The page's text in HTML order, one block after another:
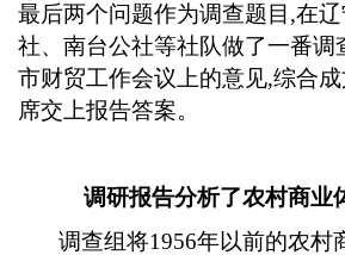
最后两个问题作为调查题目 ,在
社、南台公社等社队做了一番调
市财贸工作会议上的意见,综合
席交上报告答案。
调研报告分析了农村商业
调查组将1956年以前的农村